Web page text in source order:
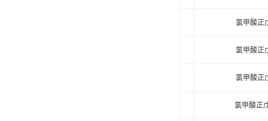
氯甲酸正
氯甲酸正
氯甲酸正
氯甲酸正